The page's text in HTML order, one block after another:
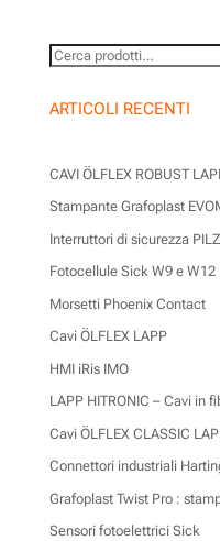
Cerca:
ARTICOLI RECENTI
CAVI ÖLFLEX ROBUST
Stampante Grafoplast
Interruttori di sicurezza PILZ
Fotocellule Sick W9 e W12
Morsetti Phoenix Contact
Cavi ÖLFLEX LAPP
HMI iRis IMO
LAPP HITRONIC – Cavi in
Cavi ÖLFLEX CLASSIC
Connettori industriali
Grafoplast Twist Pro :
Sensori fotoelettrici Sick